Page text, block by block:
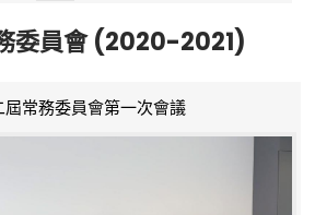
委員會 (2020-2021)
屆常務委員會第一次會議